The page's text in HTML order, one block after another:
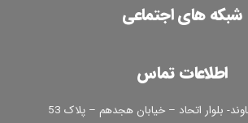
اطلاعات تماس
ضرورت):